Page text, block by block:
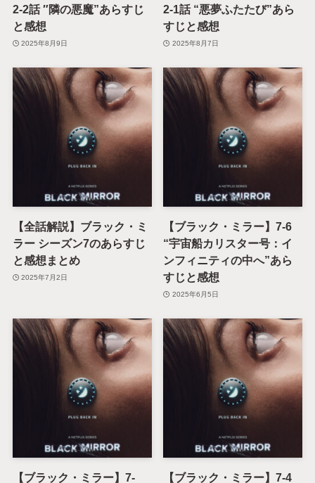
2-2話 ″隣の悪魔”あらすじ
と感想
2025年8月9日
2-1話 “悪夢ふたたび”あら
すじと感想
2025年8月7日
【全話解説】ブラック・ミ
ラー シーズン7のあらすじ
と感想まとめ
2025年7月2日
【ブラック・ミラー】7-6
“宇宙船カリスター号：イ
ンフィニティの中へ”あら
すじと感想
2025年6月5日
【ブラック・ミラー】7- 【ブラック・ミラー】7-4